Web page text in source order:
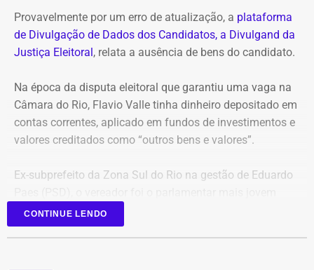
Provavelmente por um erro de atualização, a plataforma
de Divulgação de Dados dos Candidatos, a Divulgand da
Justiça Eleitoral, relata a ausência de bens do candidato.
Na época da disputa eleitoral que garantiu uma vaga na
Câmara do Rio, Flavio Valle tinha dinheiro depositado em
contas correntes, aplicado em fundos de investimentos e
valores creditados como “outros bens e valores”.
Ex-subprefeito da Zona Sul do Rio na gestão de Eduardo
eleito na última legislatura da Câmara e agora disputa,
pela primeira vez, o cargo de deputado estadual.
CONTINUE LENDO